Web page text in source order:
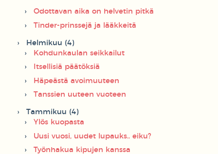
Odottavan aika on helvetin pitkä
Tinder-prinssejä ja lääkkeitä
Helmikuu (4)
Kohdunkaulan seikkailut
Itsellisiä päätöksiä
Häpeästä avoimuuteen
Tanssien uuteen vuoteen
Tammikuu (4)
Ylös kuopasta
Uusi vuosi, uudet lupauks.. eiku?
Työnhakua kipujen kanssa